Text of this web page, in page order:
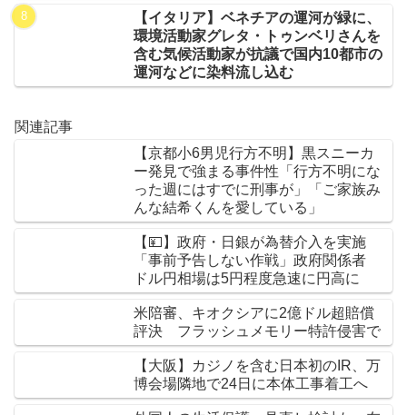
【イタリア】ベネチアの運河が緑に、
環境活動家グレタ・トゥンベリさんを
含む気候活動家が抗議で国内10都市の
運河などに染料流し込む
関連記事
【京都小6男児行方不明】黒スニーカ
ー発見で強まる事件性「行方不明にな
った週にはすでに刑事が」「ご家族み
んな結希くんを愛している」
【💴】政府・日銀が為替介入を実施
「事前予告しない作戦」政府関係者
ドル円相場は5円程度急速に円高に
米陪審、キオクシアに2億ドル超賠償
評決 フラッシュメモリー特許侵害で
【大阪】カジノを含む日本初のIR、万
博会場隣地で24日に本体工事着工へ